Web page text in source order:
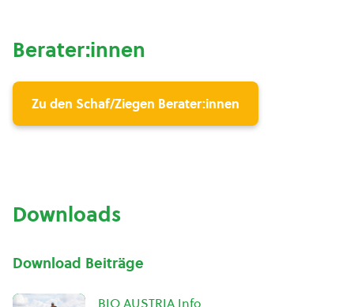
Berater:innen
Zu den Schaf/Ziegen Berater:innen
Downloads
Download Beiträge
BIO AUSTRIA Info